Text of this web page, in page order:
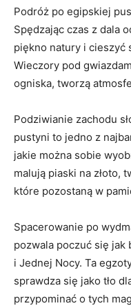
Podróż po ⁣egipskiej
Spędzając ⁢czas z ​dala
piękno natury i cieszyć‍
Wieczory ​pod
ogniska, ​tworzą
Podziwianie zachodu
pustyni to⁢ jedno z
jakie można sobie​
malują piaski na złoto,
które pozostaną w
Spacerowanie po‌
‍pozwala‌ poczuć się
i Jednej Nocy. Ta
sprawdza się jako tło
przypominać o tych